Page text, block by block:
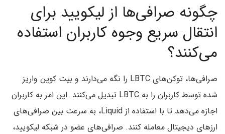
چگونه صرافی‌ها از لیکویید برای
انتقال سریع وجوه کاربران استفاده
می‌کنند؟
صرافی‌ها، توکن‌های LBTC را نگه می‌دارند و بیت کوین واریز
شده توسط کاربران را به LBTC تبدیل می‌کنند. این امر به کاربران
اجازه می‌دهد تا با استفاده از Liquid،‌ به سرعت بین صرافی‌های
ارزهای دیجیتال معامله کنند. صرافی‌های عضو در شبکه لیکویید،